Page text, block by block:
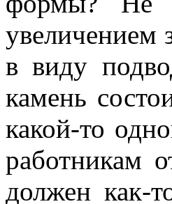
увеличением
в виду
камень
какой-то
работникам
должен как-